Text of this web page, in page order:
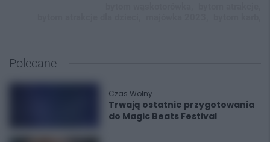
Polecane
Czas Wolny
Trwają ostatnie przygotowania
do Magic Beats Festival